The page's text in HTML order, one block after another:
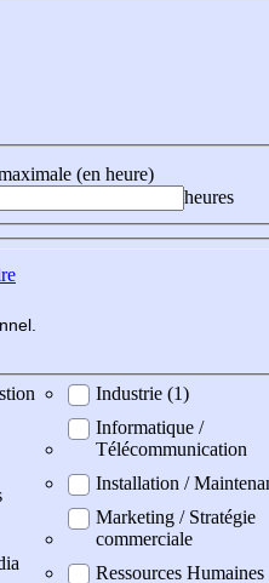
(en heure)
heures
Industrie (1)
Informatique /
Télécommunication
Installation /
Marketing / Stratégie
commerciale
Ressources Humaines